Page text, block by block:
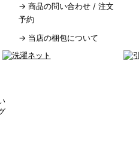
→ 商品の問い合わせ / 注文
予約
→ 当店の梱包について